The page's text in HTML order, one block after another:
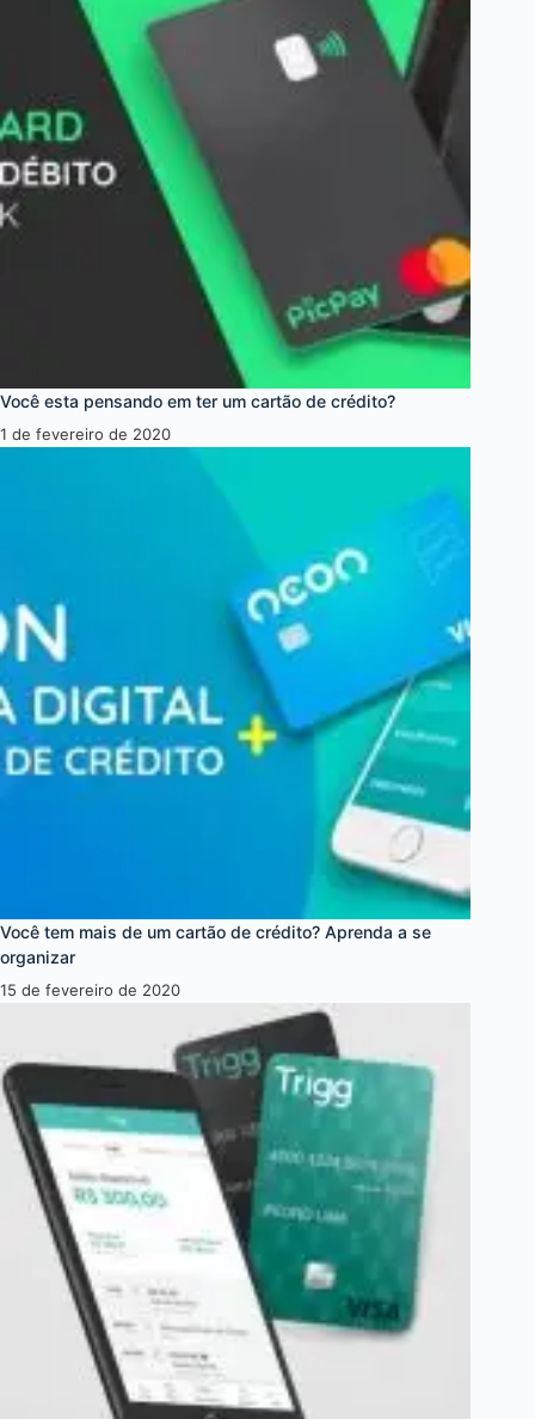
Você esta pensando em ter um cartão de crédito?
1 de fevereiro de 2020
Você tem mais de um cartão de crédito? Aprenda a se
organizar
15 de fevereiro de 2020